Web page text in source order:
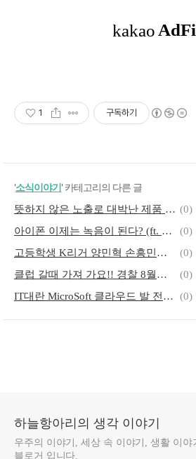
1 구독하기
'소식이야기' 카테고리의 다른 글
뜻하지 않은 노출로 대박난 제품 (ft. 신유빈) (0)
아이폰 이제는 녹음이 된다? (ft. 대한민국은 안돼)
(0)
고등학생 K리거 양민혁 손흥민의 토트넘으로
(0)
클럽 갈때 가져 가요!! 경찰 8월부터 나눠준다 (ft. 마약 탐지 키트)
(0)
IT대란 MicroSoft 클라우드 발 전세계 현상
(0)
하늘항아리의 생각 이야기
우주의 이야기, 세상 속 이야기, 생활 이야
블로거 입니다.